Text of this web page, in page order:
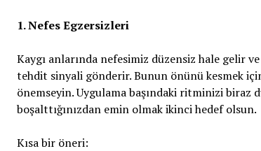
1. Nefes Egzersizleri
Kaygı anlarında nefesimiz düzensiz hale gelir
tehdit sinyali gönderir. Bunun önünü kesmek
önemseyin. Uygulama başındaki ritminizi biraz
boşalttığınızdan emin olmak ikinci hedef olsun.
Kısa bir öneri: